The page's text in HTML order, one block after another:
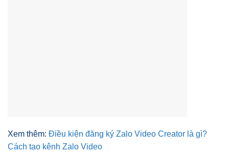
Xem thêm: Điều kiện đăng ký Zalo Video Creator là gì?
Cách tạo kênh Zalo Video